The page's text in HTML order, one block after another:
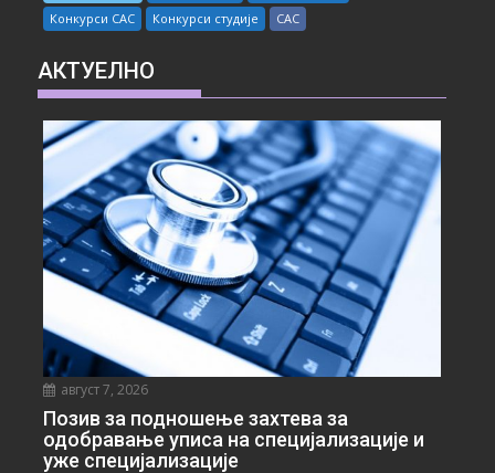
Конкурси САС
Конкурси студије САС
АКТУЕЛНО
август 7, 2026
Позив за подношење захтева за
одобравање уписа на специјализације и
уже специјализације